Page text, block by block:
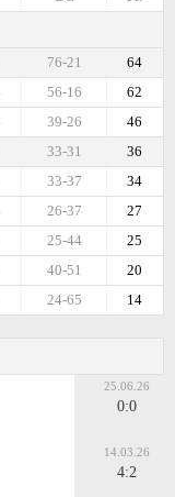
64
76-21
62
56-16
46
39-26
36
33-31
34
33-37
27
26-37
25
25-44
20
40-51
14
24-65
25.06.26
0:0
14.03.26
4:2